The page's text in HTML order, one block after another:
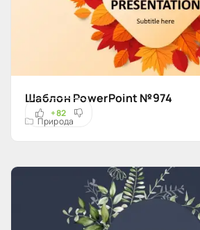
Шаблон PowerPoint №974
Природа
+82